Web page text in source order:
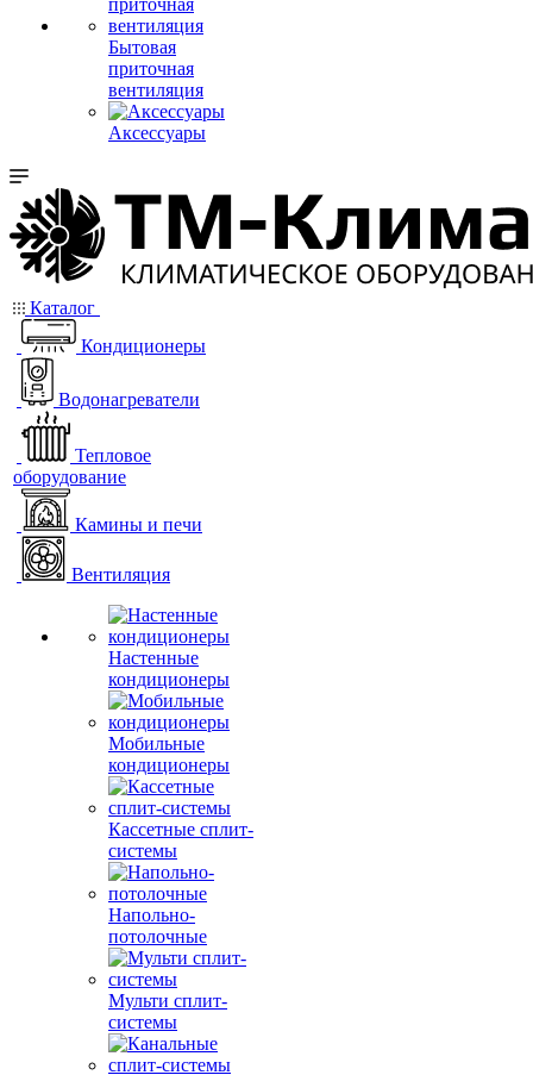
Бытовая
приточная
вентиляция
Аксессуары
Каталог
Кондиционеры
Водонагреватели
Тепловое
оборудование
Камины и печи
Вентиляция
Настенные
кондиционеры
Мобильные
кондиционеры
Кассетные сплит-
системы
Напольно-
потолочные
Мульти сплит-
системы